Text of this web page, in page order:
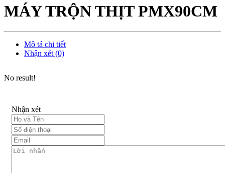
MÁY TRỘN THỊT PMX90CM
Mô tả chi tiết
Nhận xét (0)
No result!
Nhận xét